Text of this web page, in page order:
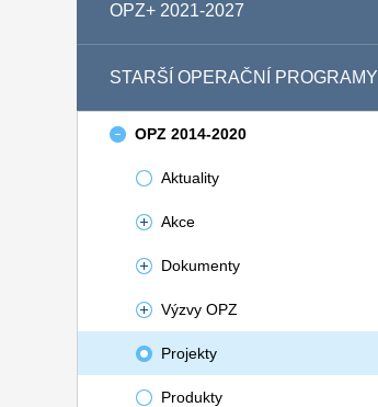
OPZ+ 2021-2027
STARŠÍ OPERAČNÍ PROGRAMY
OPZ 2014-2020
Aktuality
Akce
Dokumenty
Výzvy OPZ
Projekty
Produkty